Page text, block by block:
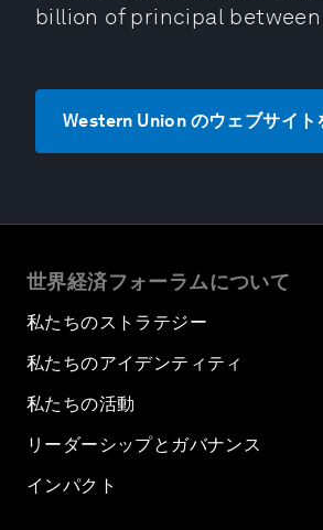
billion of principal
Western Union のウェブサイト
世界経済フォーラムについて
私たちのストラテジー
私たちのアイデンティティ
私たちの活動
リーダーシップとガバナンス
インパクト